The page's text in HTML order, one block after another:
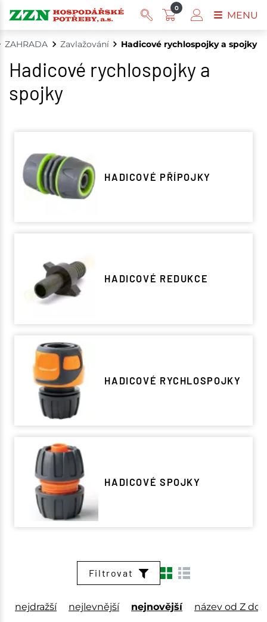
ZAHRADA Zavlažování Hadicové rychlospojky a spojky
Hadicové rychlospojky a
spojky
HADICOVÉ PŘÍPOJKY
HADICOVÉ REDUKCE
HADICOVÉ RYCHLOSPOJKY
HADICOVÉ SPOJKY
Filtrovat
nejdražší nejlevnější nejnovější název od Z do
0
MENU